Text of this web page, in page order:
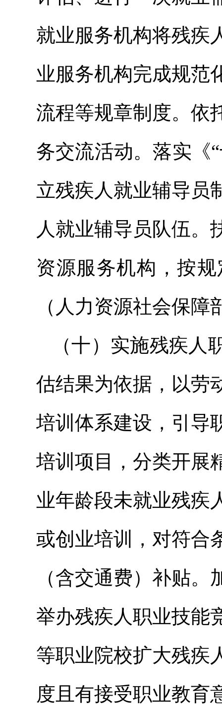
就业服务机构将残疾
业服务机构完成规范
流程等规章制度。依
务交流活动。落实《
立残疾人就业辅导员
人就业辅导员队伍。
资源服务机构，按
（人力资源社会保
（十）实施残疾
估结果为依据，以劳
培训体系建设，引导
培训项目，分类开展
业年龄段未就业残疾
或创业培训，对符合
（含交通费）补贴
举办残疾人职业技能
等职业院校扩大残疾
度且有接受职业教育